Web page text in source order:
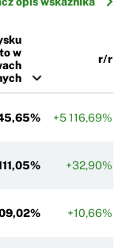
w
r/r
+5 116,69%
+32,90%
+10,66%